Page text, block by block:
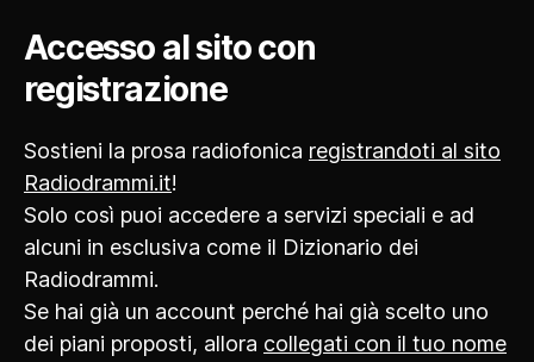
Accesso al sito con
registrazione
Sostieni la prosa radiofonica registrandoti al sito
Radiodrammi.it!
Solo così puoi accedere a servizi speciali e ad
alcuni in esclusiva come il Dizionario dei
Radiodrammi.
Se hai già un account perché hai già scelto uno
dei piani proposti, allora collegati con il tuo nome